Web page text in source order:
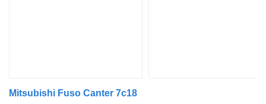
Mitsubishi Fuso Canter 7c18